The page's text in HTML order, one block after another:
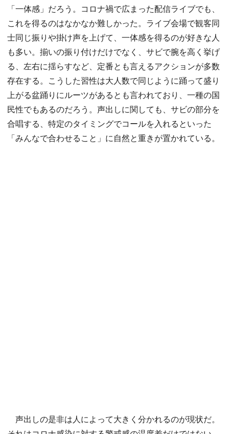
「一体感」だろう。コロナ禍で広まった配信ライブでも、
これを得るのはなかなか難しかった。ライブ会場で観客同
士同じ振りや掛け声を上げて、一体感を得るのが好きな人
も多い。揃いの振り付けだけでなく、サビで腕を高く挙げ
る、左右に揺らすなど、定番とも言えるアクションが多数
存在する。こうした習性は大人数で同じように踊って盛り
上がる盆踊りにルーツがあるとも言われており、一種の国
民性でもあるのだろう。声出しに関しても、サビの部分を
合唱する、特定のタイミングでコールを入れるといった
「みんなで合わせること」に自然と重きが置かれている。
声出しの是非は人によって大きく分かれるのが現状だ。